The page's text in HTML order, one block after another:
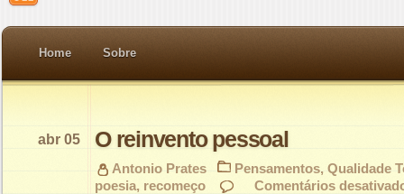
Home Sobre
O reinvento pessoal
abr 05
Antonio Prates
Pensamentos, Qualidade
poesia, recomeço Comentários